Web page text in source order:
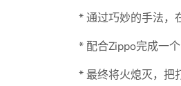
* 通过巧妙的手法，
* 配合Zippo完成一
* 最终将火熄灭，把